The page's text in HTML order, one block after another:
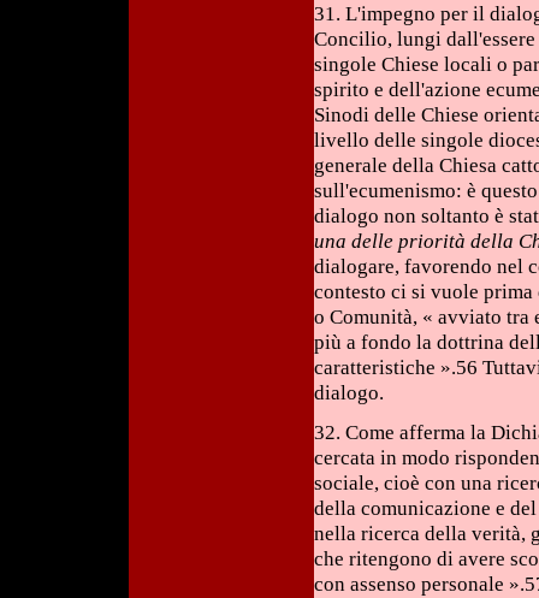
31. L'impegno per il
Concilio, lungi
singole Chiese locali o
spirito e dell'azione
Sinodi delle Chiese
livello delle singole
generale della Chiesa
sull'ecumenismo: è
dialogo non soltanto è
una delle priorità della
dialogare, favorendo nel
contesto ci si vuole
o Comunità, « avviato tra
più a fondo la dottrina
caratteristiche ».56
dialogo.
32. Come afferma la
cercata in modo
sociale, cioè con una
della comunicazione e
nella ricerca della verità,
che ritengono di avere
con assenso personale